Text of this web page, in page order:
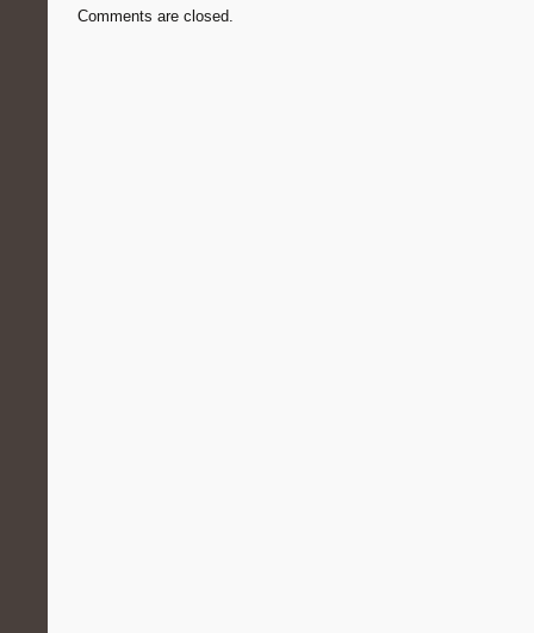
Comments are closed.